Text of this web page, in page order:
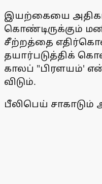
இயற்கையை
கொண்டிருக்கும்
சீற்றத்தை
தயார்படுத்திக்
காலப் "பிரளயம்'
விடும்.
பீலிபெய்